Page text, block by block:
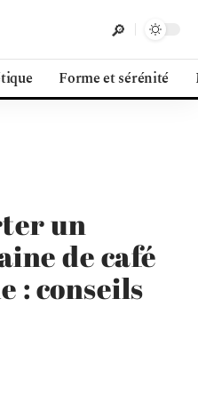
Forme et sérénité
un
de café
: conseils